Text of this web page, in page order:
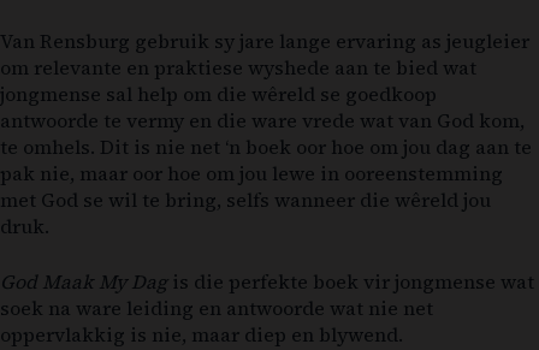
Van Rensburg gebruik sy jare lange ervaring as jeugleier
om relevante en praktiese wyshede aan te bied wat
jongmense sal help om die wêreld se goedkoop
antwoorde te vermy en die ware vrede wat van God kom,
te omhels. Dit is nie net ‘n boek oor hoe om jou dag aan te
pak nie, maar oor hoe om jou lewe in ooreenstemming
met God se wil te bring, selfs wanneer die wêreld jou
druk.
God Maak My Dagis die perfekte boek vir jongmense wat
soek na ware leiding en antwoorde wat nie net
oppervlakkig is nie, maar diep en blywend.